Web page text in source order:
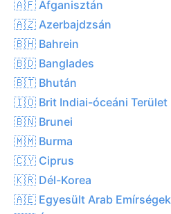
🇦🇫 Afganisztán
🇦🇿 Azerbajdzsán
🇧🇭 Bahrein
🇧🇩 Banglades
🇧🇹 Bhután
🇮🇴 Brit Indiai-óceáni Terület
🇧🇳 Brunei
🇲🇲 Burma
🇨🇾 Ciprus
🇰🇷 Dél-Korea
🇦🇪 Egyesült Arab Emírségek